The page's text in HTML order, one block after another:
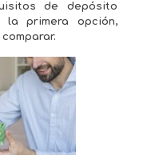
de depósito
la primera opción,